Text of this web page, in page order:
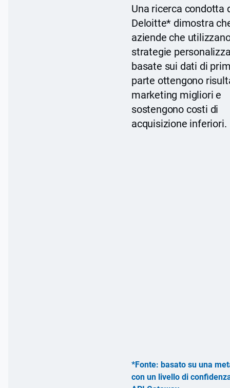
Una ricerca condotta
Deloitte* dimostra
aziende che
strategie
basate sui dati di
parte ottengono
marketing migliori e
sostengono costi di
acquisizione inferiori.
*Fonte: basato su una
con un livello di